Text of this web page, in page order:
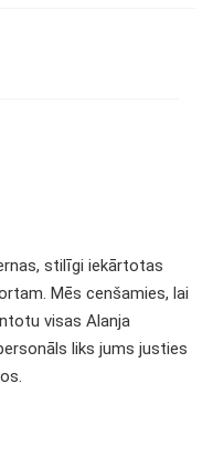
stilīgi iekārtotas
Mēs cenšamies, lai
visas Alanja
liks jums justies